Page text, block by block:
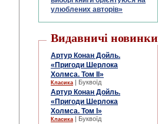
улюблених авторів»
Видавничі новинки
Артур Конан Дойль.
«Пригоди Шерлока
Холмса. Том ІІ»
Класика | Буквоїд
Артур Конан Дойль.
«Пригоди Шерлока
Холмса. Том І»
Класика | Буквоїд